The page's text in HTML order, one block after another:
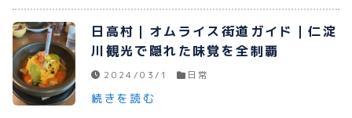
メールで予約
WEBで予約
日高村｜オムライス街道ガイド｜仁淀
川観光で隠れた味覚を全制覇
2024/03/1 日常
続きを読む